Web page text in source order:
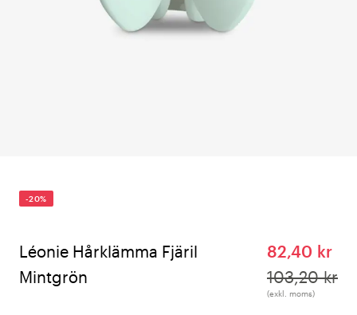
-20%
Léonie Hårklämma Fjäril
Mintgrön
82,40 kr
103,20 kr
(exkl. moms)